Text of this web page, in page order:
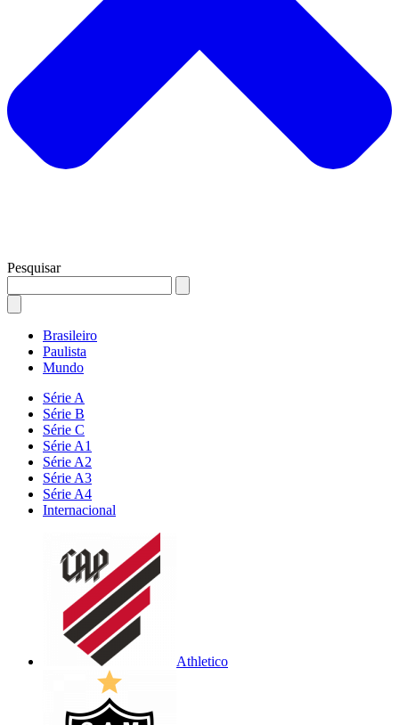
Pesquisar
Brasileiro
Paulista
Mundo
Série A
Série B
Série C
Série A1
Série A2
Série A3
Série A4
Internacional
Athletico